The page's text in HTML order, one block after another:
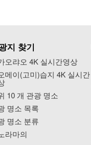
지 찾기
오랴오 4K 실시간영상
메이(고미)습지 4K 실시간
10 개 관광 명소
명소 목록
명소 분류
라마의